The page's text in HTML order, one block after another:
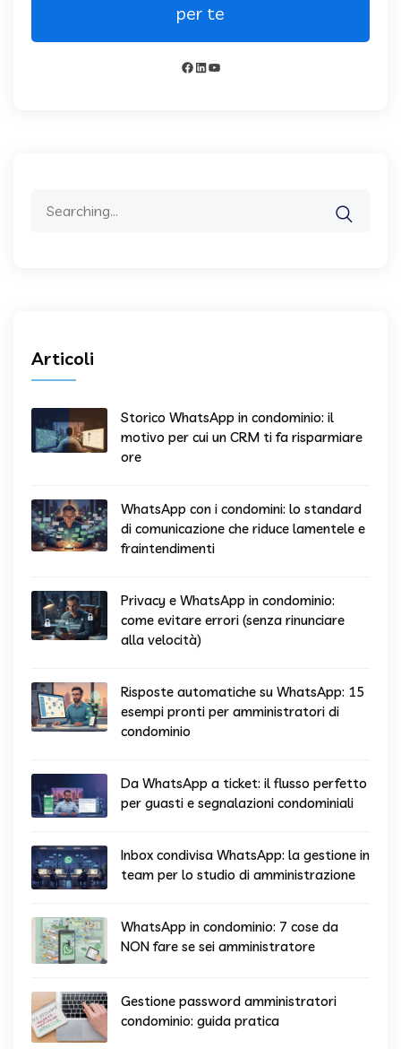
per te
Facebook
LinkedIn
YouTube
Articoli
Storico WhatsApp in condominio: il
motivo per cui un CRM ti fa risparmiare
ore
WhatsApp con i condomini: lo standard
di comunicazione che riduce lamentele e
fraintendimenti
Privacy e WhatsApp in condominio:
come evitare errori (senza rinunciare
alla velocità)
Risposte automatiche su WhatsApp: 15
esempi pronti per amministratori di
condominio
Da WhatsApp a ticket: il flusso perfetto
per guasti e segnalazioni condominiali
Inbox condivisa WhatsApp: la gestione in
team per lo studio di amministrazione
WhatsApp in condominio: 7 cose da
NON fare se sei amministratore
Gestione password amministratori
condominio: guida pratica